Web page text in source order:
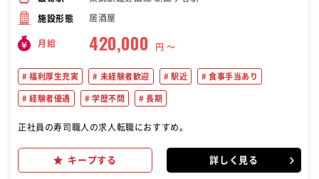
施設形態 居酒屋
月給 420,000 円 〜
福利厚生充実 未経験者歓迎 駅近 食事手当あり
経験者優遇 学歴不問 長期
正社員の寿司職人の求人転職におすすめ。
キープする 詳しく見る